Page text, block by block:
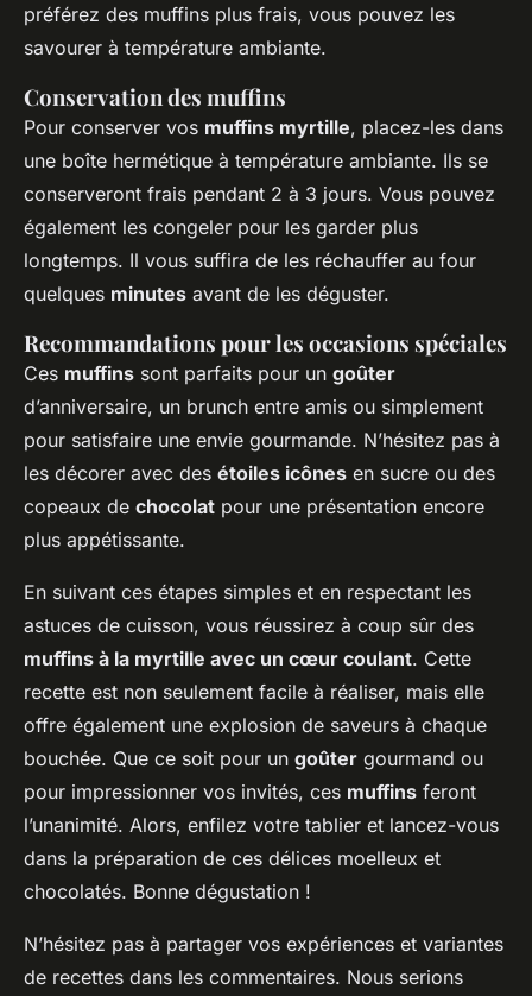
préférez des muffins plus frais, vous pouvez les
savourer à température ambiante.
Conservation des muffins
Pour conserver vos muffins myrtille, placez-les dans
une boîte hermétique à température ambiante. Ils se
conserveront frais pendant 2 à 3 jours. Vous pouvez
également les congeler pour les garder plus
longtemps. Il vous suffira de les réchauffer au four
quelques minutes avant de les déguster.
Recommandations pour les occasions spéciales
Ces muffins sont parfaits pour un goûter
d’anniversaire, un brunch entre amis ou simplement
pour satisfaire une envie gourmande. N’hésitez pas à
les décorer avec des étoiles icônes en sucre ou des
copeaux de chocolat pour une présentation encore
plus appétissante.
En suivant ces étapes simples et en respectant les
astuces de cuisson, vous réussirez à coup sûr des
muffins à la myrtille avec un cœur coulant. Cette
recette est non seulement facile à réaliser, mais elle
offre également une explosion de saveurs à chaque
bouchée. Que ce soit pour un goûter gourmand ou
pour impressionner vos invités, ces muffins feront
l’unanimité. Alors, enfilez votre tablier et lancez-vous
dans la préparation de ces délices moelleux et
chocolatés. Bonne dégustation !
N’hésitez pas à partager vos expériences et variantes
de recettes dans les commentaires. Nous serions